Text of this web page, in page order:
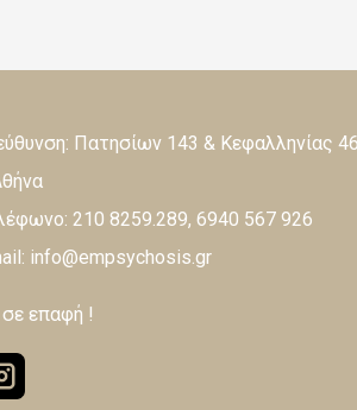
Πατησίων 143 & Κεφαλληνίας
210 8259.289, 6940 567 926
info@empsychosis.gr
επαφή !